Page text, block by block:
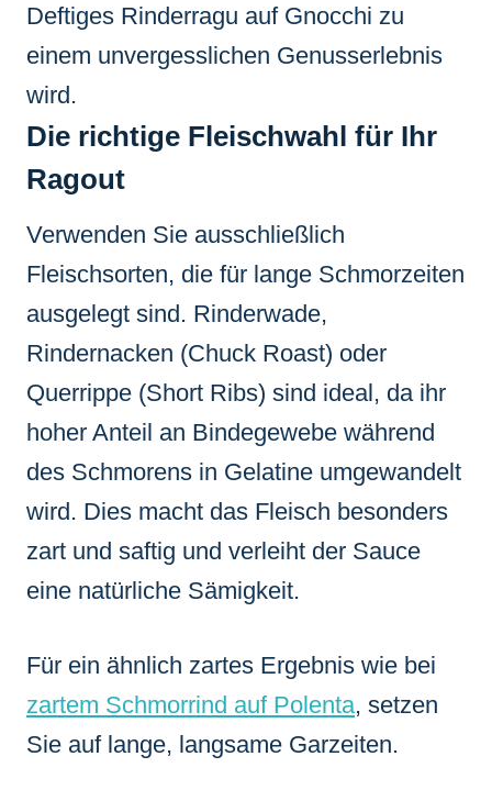
Deftiges Rinderragu auf Gnocchi zu
einem unvergesslichen Genusserlebnis
wird.
Die richtige Fleischwahl für Ihr
Ragout
Verwenden Sie ausschließlich
Fleischsorten, die für lange Schmorzeiten
ausgelegt sind. Rinderwade,
Rindernacken (Chuck Roast) oder
Querrippe (Short Ribs) sind ideal, da ihr
hoher Anteil an Bindegewebe während
des Schmorens in Gelatine umgewandelt
wird. Dies macht das Fleisch besonders
zart und saftig und verleiht der Sauce
eine natürliche Sämigkeit.
Für ein ähnlich zartes Ergebnis wie bei
zartem Schmorrind auf Polenta, setzen
Sie auf lange, langsame Garzeiten.